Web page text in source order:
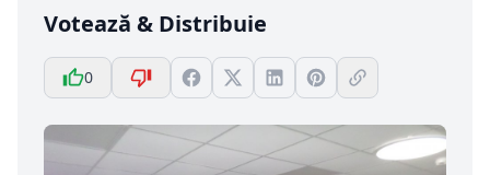
Votează & Distribuie
0